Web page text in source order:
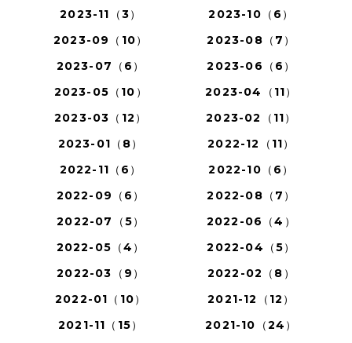
2023-11（3）
2023-10（6）
2023-09（10）
2023-08（7）
2023-07（6）
2023-06（6）
2023-05（10）
2023-04（11）
2023-03（12）
2023-02（11）
2023-01（8）
2022-12（11）
2022-11（6）
2022-10（6）
2022-09（6）
2022-08（7）
2022-07（5）
2022-06（4）
2022-05（4）
2022-04（5）
2022-03（9）
2022-02（8）
2022-01（10）
2021-12（12）
2021-11（15）
2021-10（24）